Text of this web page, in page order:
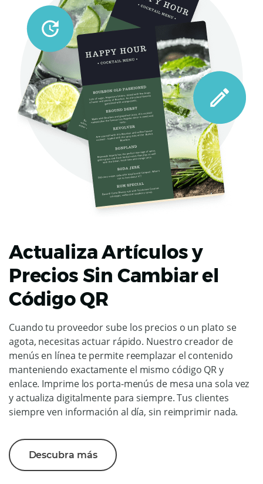
Actualiza Artículos y
Precios Sin Cambiar el
Código QR
Cuando tu proveedor sube los precios o un plato se
agota, necesitas actuar rápido. Nuestro creador de
menús en línea te permite reemplazar el contenido
manteniendo exactamente el mismo código QR y
enlace. Imprime los porta-menús de mesa una sola vez
y actualiza digitalmente para siempre. Tus clientes
siempre ven información al día, sin reimprimir nada.
Descubra más